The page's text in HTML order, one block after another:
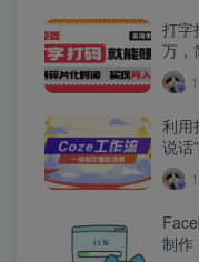
打字
万，
利用
说话
制作